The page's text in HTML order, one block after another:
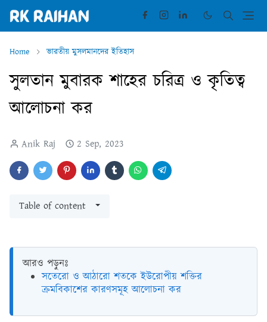
Home ভারতীয় মুসলমানদের ইতিহাস
সুলতান মুবারক শাহের চরিত্র ও কৃতিত্ব
আলোচনা কর
Anik Raj 2 Sep, 2023
Table of content
আরও পড়ুনঃ
সতেরো ও আঠারো শতকে ইউরোপীয় শক্তির
ক্রমবিকাশের কারণসমূহ আলোচনা কর